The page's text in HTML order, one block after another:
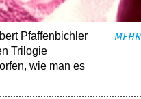
Pfaffenbichler
Trilogie
wie man es
MEHR